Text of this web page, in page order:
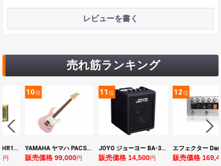
レビューを書く
売れ筋ランキング
YAMAHA ヤマハ PACS+12 ASP Pacifica Standard Plus パシフィカスタンダードプラス エレキギター
円
11位
JOYO ジョーヨー BA-30 VIBE CUBE BLK 30W 小型ベースアンプ Bluetooth+OTGオーディオI/F搭載
販売価格 14,500円
12位
エフェクター Darkglass Electronics Anagram ベースエフェクター プリアンプ ダークグラス アナグラム
販売価格 169,400円
13位
販売価格